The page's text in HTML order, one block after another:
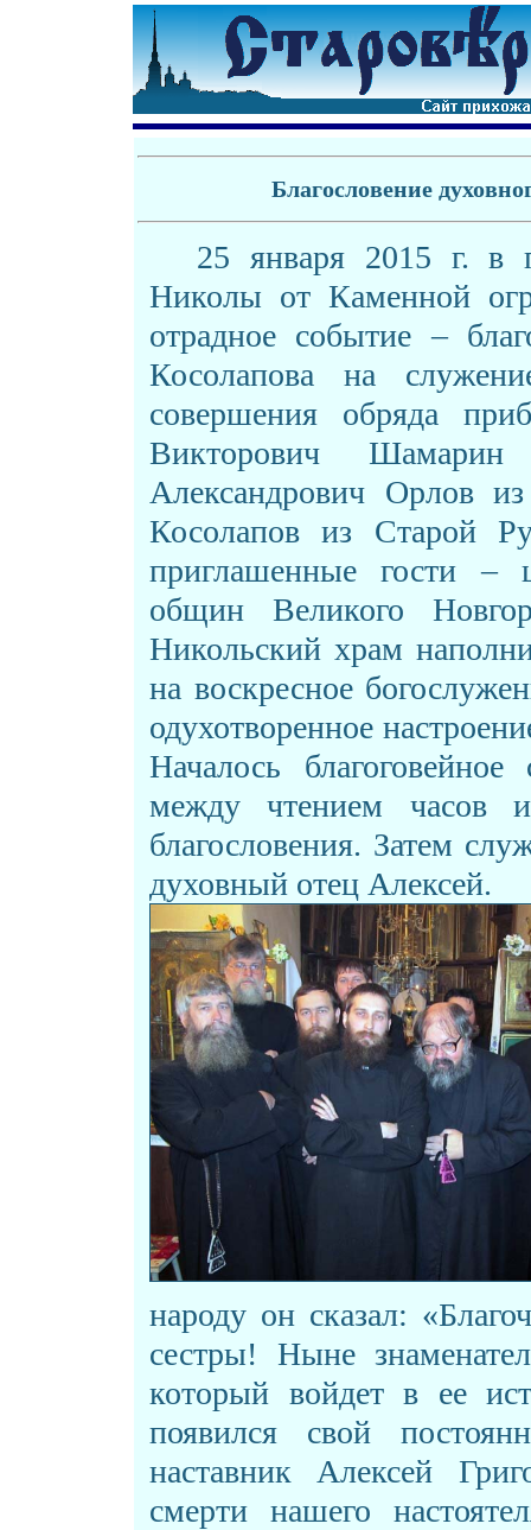
Благословение
25 января 2015 г. в
Николы от Каменной
отрадное событие –
Косолапова на
совершения обряда
Викторович
Александрович Орлов
Косолапов из Старой
приглашенные гости –
общин Великого
Никольский храм
на воскресное
одухотворенное
Началось
между чтением часов
благословения. Затем
духовный отец Алексей.
народу он сказал:
сестры! Ныне
который войдет в ее
появился свой
наставник Алексей
смерти нашего